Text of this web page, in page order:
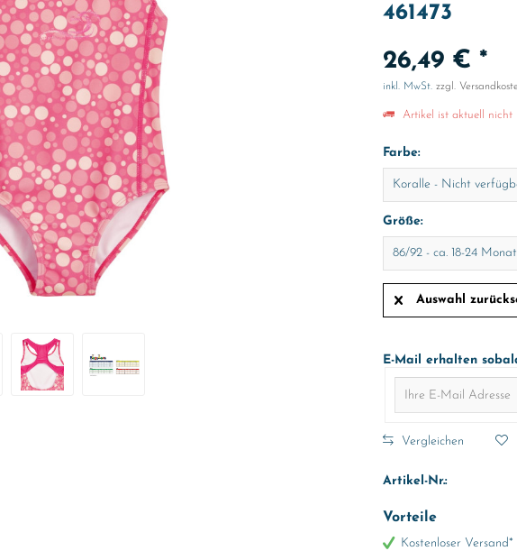
461473
26,49 € *
inkl. MwSt. zzgl.
Artikel ist aktuell nicht
Farbe:
Größe:
Auswahl
E-Mail erhalten
Vergleichen
Artikel-Nr.:
Vorteile
Kostenloser